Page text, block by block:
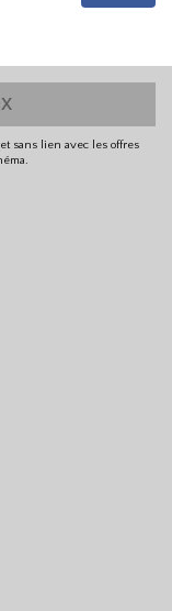
sans lien avec les offres